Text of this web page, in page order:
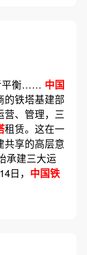
平衡…… 中国
的铁塔基建部
营、管理，三
租赁。这在一
共享的高层意
承建三大运
日， 中国铁